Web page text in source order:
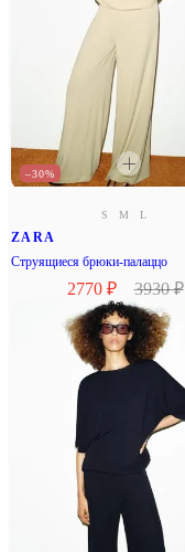
–30%
S M L
ZARA
Струящиеся брюки-палаццо
2770 ₽ 3930 ₽